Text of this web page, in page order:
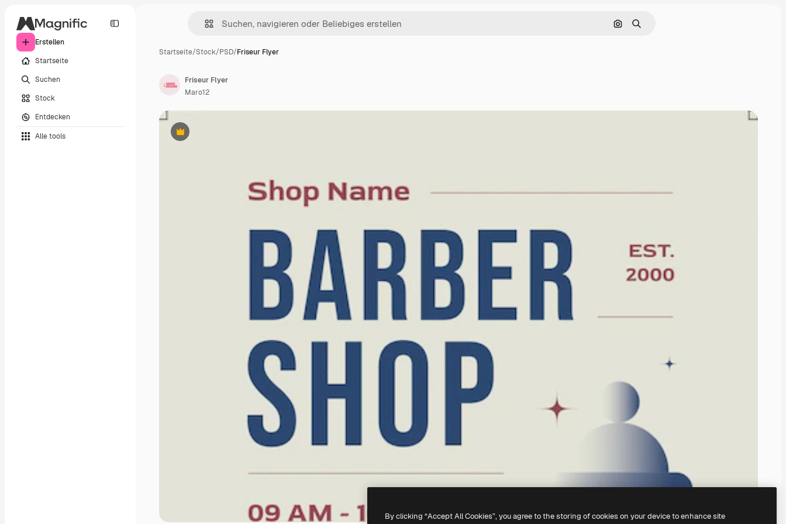
Erstellen
Startseite
Suchen
Stock
Entdecken
Alle tools
Nach Bild suchen
Suchen
Startseite/Stock/PSD/Friseur Flyer
Premium
Friseur Flyer
Maro12
By clicking “Accept All Cookies”, you agree to the storing of cookies on your device to enhance site